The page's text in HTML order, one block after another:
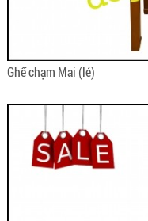
Ghế chạm Mai (lẻ)